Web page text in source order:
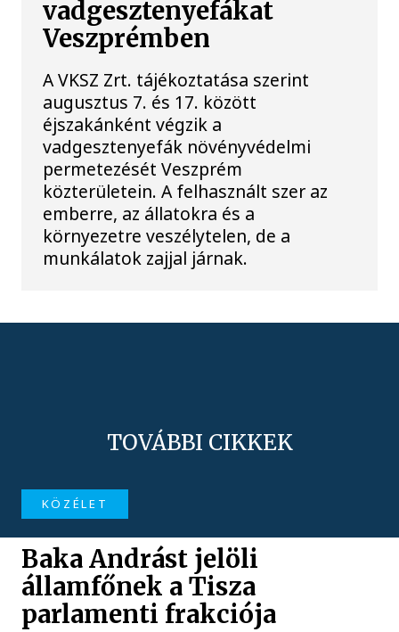
vadgesztenyefákat
Veszprémben
A VKSZ Zrt. tájékoztatása szerint
augusztus 7. és 17. között
éjszakánként végzik a
vadgesztenyefák növényvédelmi
permetezését Veszprém
közterületein. A felhasznált szer az
emberre, az állatokra és a
környezetre veszélytelen, de a
munkálatok zajjal járnak.
TOVÁBBI CIKKEK
KÖZÉLET
Baka Andrást jelöli
államfőnek a Tisza
parlamenti frakciója